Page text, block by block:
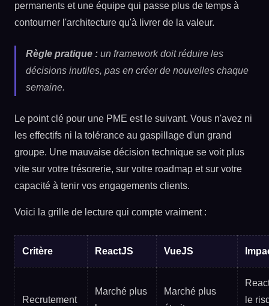
permanents et une équipe qui passe plus de temps à
contourner l'architecture qu'à livrer de la valeur.
Règle pratique : un framework doit réduire les
décisions inutiles, pas en créer de nouvelles chaque
semaine.
Le point clé pour une PME est le suivant. Vous n'avez ni
les effectifs ni la tolérance au gaspillage d'un grand
groupe. Une mauvaise décision technique se voit plus
vite sur votre trésorerie, sur votre roadmap et sur votre
capacité à tenir vos engagements clients.
Voici la grille de lecture qui compte vraiment :
Critère ReactJS VueJS
Recrutement
Marché plus
Marché plus
le